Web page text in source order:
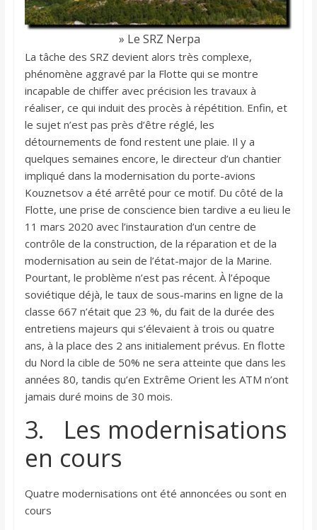
» Le SRZ Nerpa
La tâche des SRZ devient alors très complexe,
phénomène aggravé par la Flotte qui se montre
incapable de chiffer avec précision les travaux à
réaliser, ce qui induit des procès à répétition. Enfin, et
le sujet n’est pas près d’être réglé, les
détournements de fond restent une plaie. Il y a
quelques semaines encore, le directeur d’un chantier
impliqué dans la modernisation du porte-avions
Kouznetsov a été arrêté pour ce motif. Du côté de la
Flotte, une prise de conscience bien tardive a eu lieu le
11 mars 2020 avec l’instauration d’un centre de
contrôle de la construction, de la réparation et de la
modernisation au sein de l’état-major de la Marine.
Pourtant, le problème n’est pas récent. À l’époque
soviétique déjà, le taux de sous-marins en ligne de la
classe 667 n’était que 23 %, du fait de la durée des
entretiens majeurs qui s’élevaient à trois ou quatre
ans, à la place des 2 ans initialement prévus. En flotte
du Nord la cible de 50% ne sera atteinte que dans les
années 80, tandis qu’en Extrême Orient les ATM n’ont
jamais duré moins de 30 mois.
3. Les modernisations
en cours
Quatre modernisations ont été annoncées ou sont en
cours